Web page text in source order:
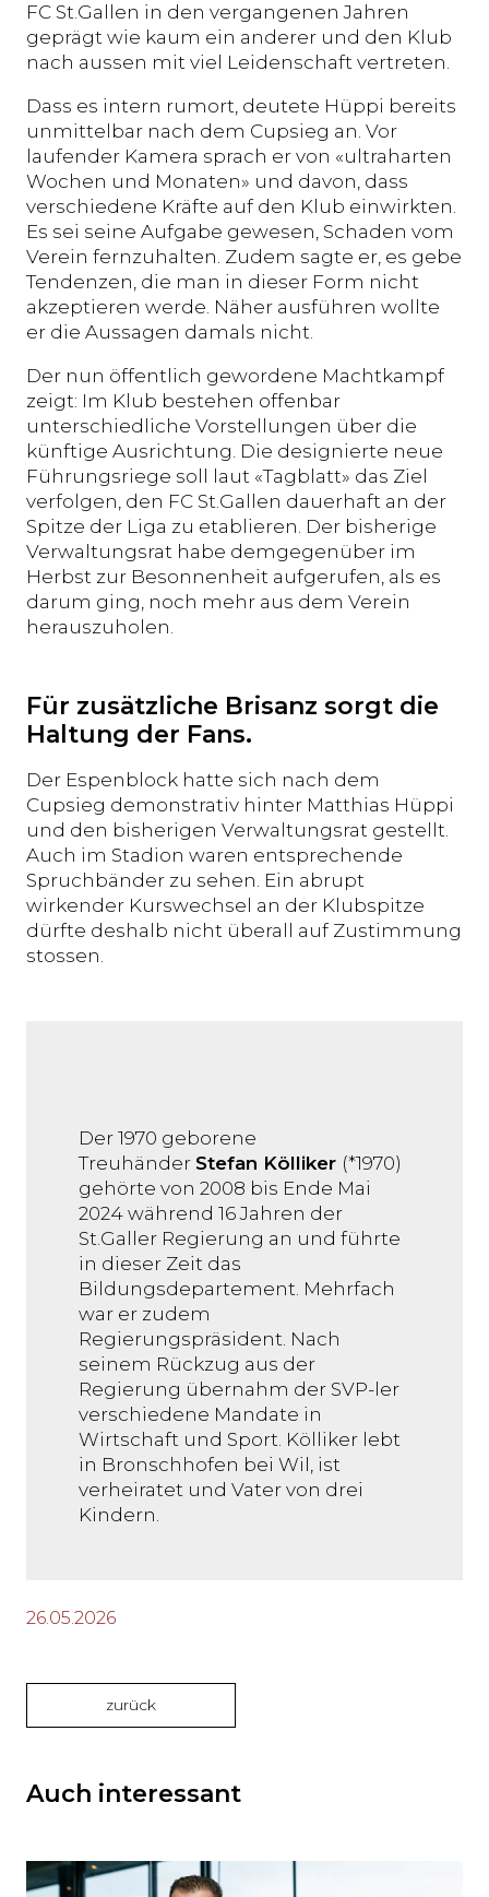
FC St.Gallen in den vergangenen Jahren
geprägt wie kaum ein anderer und den Klub
nach aussen mit viel Leidenschaft vertreten.
Dass es intern rumort, deutete Hüppi bereits
unmittelbar nach dem Cupsieg an. Vor
laufender Kamera sprach er von «ultraharten
Wochen und Monaten» und davon, dass
verschiedene Kräfte auf den Klub einwirkten.
Es sei seine Aufgabe gewesen, Schaden vom
Verein fernzuhalten. Zudem sagte er, es gebe
Tendenzen, die man in dieser Form nicht
akzeptieren werde. Näher ausführen wollte
er die Aussagen damals nicht.
Der nun öffentlich gewordene Machtkampf
zeigt: Im Klub bestehen offenbar
unterschiedliche Vorstellungen über die
künftige Ausrichtung. Die designierte neue
Führungsriege soll laut «Tagblatt» das Ziel
verfolgen, den FC St.Gallen dauerhaft an der
Spitze der Liga zu etablieren. Der bisherige
Verwaltungsrat habe demgegenüber im
Herbst zur Besonnenheit aufgerufen, als es
darum ging, noch mehr aus dem Verein
herauszuholen.
Für zusätzliche Brisanz sorgt die
Haltung der Fans.
Der Espenblock hatte sich nach dem
Cupsieg demonstrativ hinter Matthias Hüppi
und den bisherigen Verwaltungsrat gestellt.
Auch im Stadion waren entsprechende
Spruchbänder zu sehen. Ein abrupt
wirkender Kurswechsel an der Klubspitze
dürfte deshalb nicht überall auf Zustimmung
stossen.
Der 1970 geborene
Treuhänder Stefan Kölliker (*1970)
gehörte von 2008 bis Ende Mai
2024 während 16 Jahren der
St.Galler Regierung an und führte
in dieser Zeit das
Bildungsdepartement. Mehrfach
war er zudem
Regierungspräsident. Nach
seinem Rückzug aus der
Regierung übernahm der SVP-ler
verschiedene Mandate in
Wirtschaft und Sport. Kölliker lebt
in Bronschhofen bei Wil, ist
verheiratet und Vater von drei
Kindern.
26.05.2026
zurück
Auch interessant